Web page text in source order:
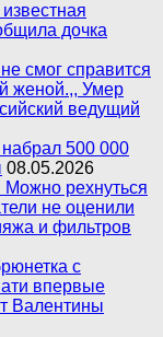
дочка
смог справится
женой.,, Умер
ведущий
500 000
08.05.2026
Можно рехнуться
не оценили
и фильтров
с
впервые
Валентины